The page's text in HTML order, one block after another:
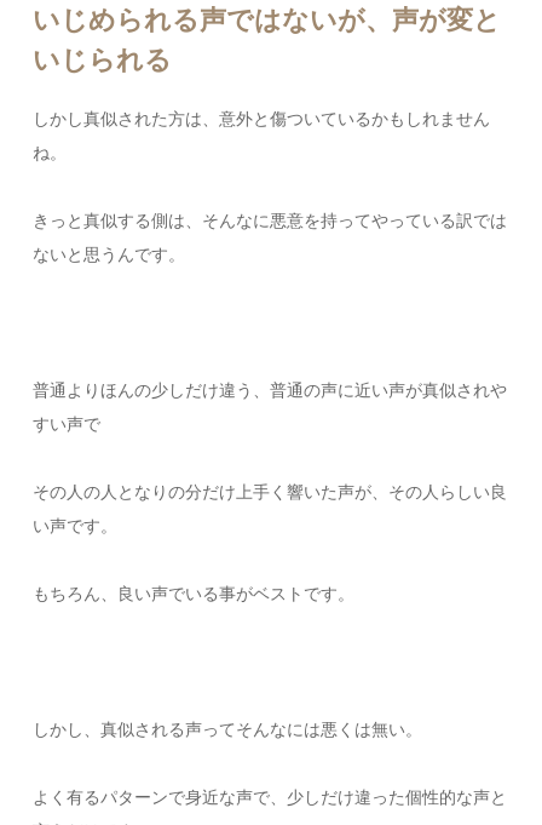
いじめられる声ではないが、声が変と
いじられる
しかし真似された方は、意外と傷ついているかもしれません
ね。
きっと真似する側は、そんなに悪意を持ってやっている訳では
ないと思うんです。
普通よりほんの少しだけ違う、普通の声に近い声が真似されや
すい声で
その人の人となりの分だけ上手く響いた声が、その人らしい良
い声です。
もちろん、良い声でいる事がベストです。
しかし、真似される声ってそんなには悪くは無い。
よく有るパターンで身近な声で、少しだけ違った個性的な声と